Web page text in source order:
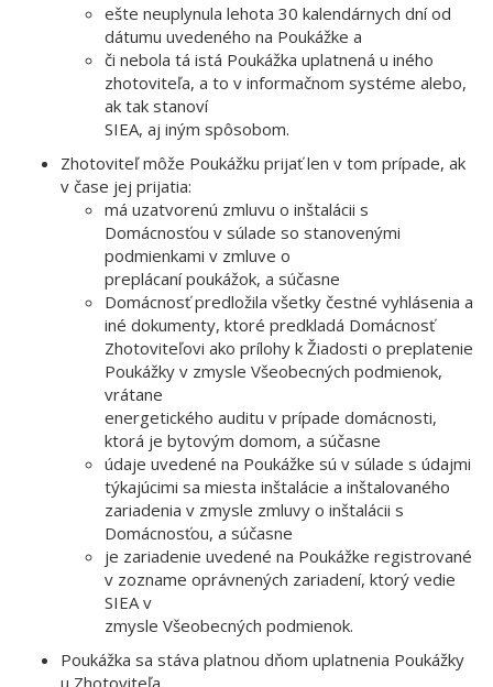
ešte neuplynula lehota 30 kalendárnych dní od
dátumu uvedeného na Poukážke a
či nebola tá istá Poukážka uplatnená u iného
zhotoviteľa, a to v informačnom systéme alebo,
ak tak stanoví
SIEA, aj iným spôsobom.
Zhotoviteľ môže Poukážku prijať len v tom prípade, ak
v čase jej prijatia:
má uzatvorenú zmluvu o inštalácii s
Domácnosťou v súlade so stanovenými
podmienkami v zmluve o
preplácaní poukážok, a súčasne
Domácnosť predložila všetky čestné vyhlásenia a
iné dokumenty, ktoré predkladá Domácnosť
Zhotoviteľovi ako prílohy k Žiadosti o preplatenie
Poukážky v zmysle Všeobecných podmienok,
vrátane
energetického auditu v prípade domácnosti,
ktorá je bytovým domom, a súčasne
údaje uvedené na Poukážke sú v súlade s údajmi
týkajúcimi sa miesta inštalácie a inštalovaného
zariadenia v zmysle zmluvy o inštalácii s
Domácnosťou, a súčasne
je zariadenie uvedené na Poukážke registrované
v zozname oprávnených zariadení, ktorý vedie
SIEA v
zmysle Všeobecných podmienok.
Poukážka sa stáva platnou dňom uplatnenia Poukážky
u Zhotoviteľa.